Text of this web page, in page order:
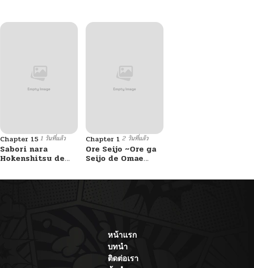
Chapter 15 1 วันที่แล้ว
Sabori nara
Hokenshitsu de
Chapter 1 2 วันที่แล้ว
Ore Seijo ~Ore ga
Seijo de Omae
Saikyou Tag
หน้าแรก
บทนำ
ติดต่อเรา